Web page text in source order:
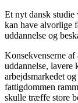
Et nyt dansk studie
kan have alvorlige
uddannelse og
Konsekvenserne
uddannelse, lavere
arbejdsmarkedet
fattigdommen
skulle træffe store